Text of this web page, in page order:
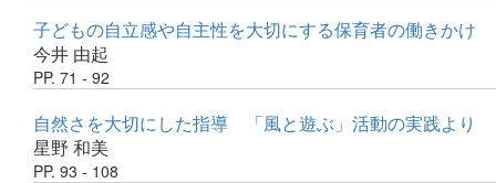
子どもの自立感や自主性を大切にする保育者の働きかけ
今井 由起
PP. 71 - 92
自然さを大切にした指導 「風と遊ぶ」活動の実践より
星野 和美
PP. 93 - 108